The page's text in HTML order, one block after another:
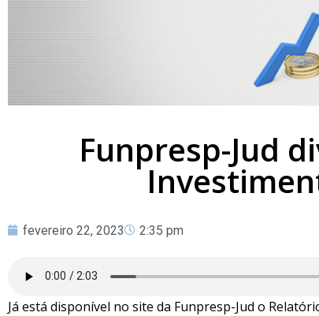
Funpresp-Jud
fevereiro 22, 2023 2:35 pm
Já está disponível no site da Funpresp-Jud o